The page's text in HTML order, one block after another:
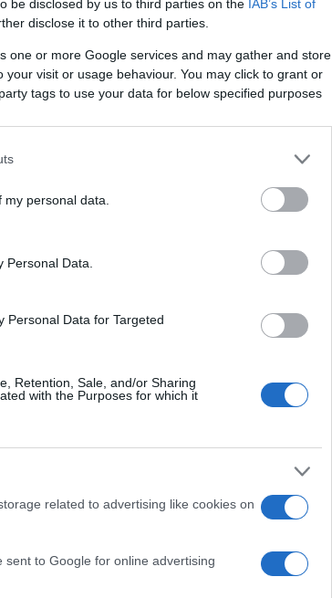
be disclosed by us to third parties on the IAB’s List of
disclose it to other third parties.
one or more Google services and may gather and store
visit or usage behaviour. You may click to grant or
tags to use your data for below specified purposes
personal data.
Data.
Personal Data for Targeted
Retention, Sale, and/or Sharing
with the Purposes for which it
related to advertising like cookies on
to Google for online advertising
μετάβασή του στην
και συναντήσεων. Ειδικότερα: α).
ΜΜ
πριν από ένα μήνα στις 24/6/2017 με
Συναντήσεις στην
ΠΜ
που είχαμε με τον Υφυπουργό Κοιν.
της επιστολής με αριθμ. ...
Συναντήσεις στην
απογραφής